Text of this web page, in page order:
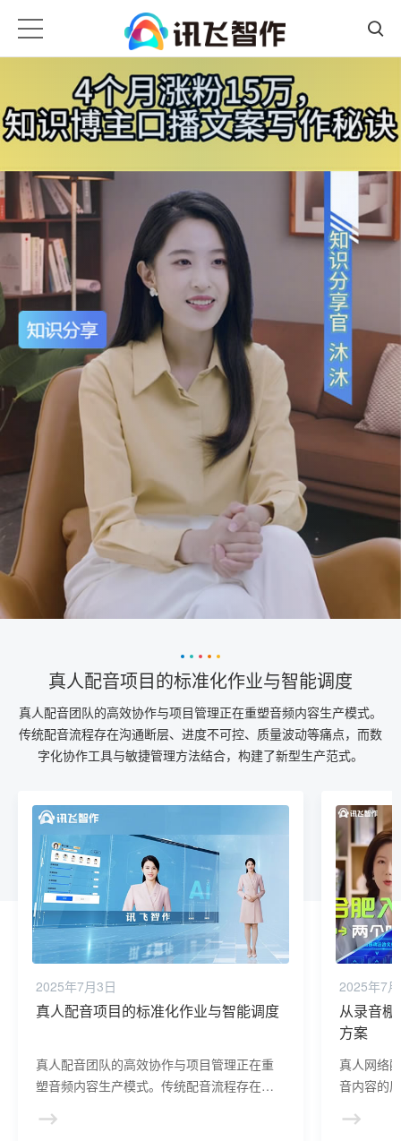
真人配音项目的标准化作业与智能调度
真人配音团队的高效协作与项目管理正在重塑音频内容生产模式。
传统配音流程存在沟通断层、进度不可控、质量波动等痛点，而数
字化协作工具与敏捷管理方法结合，构建了新型生产范式。
2025年7月3日
真人配音项目的标准化作业与智能调度
真人配音团队的高效协作与项目管理正在重
塑音频内容生产模式。传统配音流程存在沟
数字化协作工具与敏捷管理方法结合，构建
2025年7
从录音
方案
真人网络
音内容的
造三大核